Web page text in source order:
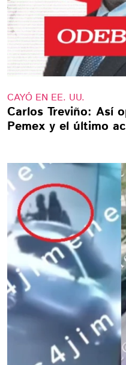
CAYÓ EN EE. UU.
Carlos Treviño: Así
Pemex y el último